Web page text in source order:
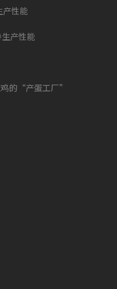
产性能
产性能
的“产蛋工厂”